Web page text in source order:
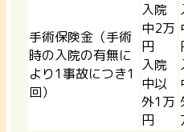
手術保険金（手術
時の入院の有無に
より1事故につき1
回）
入院
中2万
円
入院
中以
外1万
円